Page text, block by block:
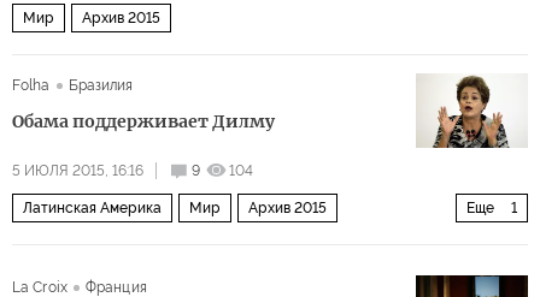
Мир Архив 2015
Folha Бразилия
Обама поддерживает Дилму
5 ИЮЛЯ 2015, 16:16 9 104
Еще 1
Латинская Америка Мир Архив 2015
La Croix Франция